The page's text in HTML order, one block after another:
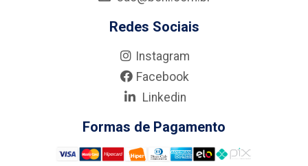
Redes Sociais
Instagram
Facebook
Linkedin
Formas de Pagamento